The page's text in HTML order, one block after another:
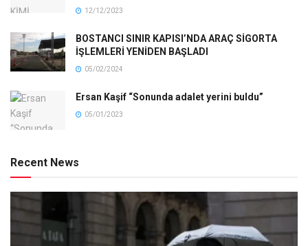
12/12/2023
BOSTANCI SINIR KAPISI’NDA ARAÇ SİGORTA
İŞLEMLERİ YENİDEN BAŞLADI
05/02/2024
Ersan Kaşif “Sonunda adalet yerini buldu”
05/01/2023
Recent News